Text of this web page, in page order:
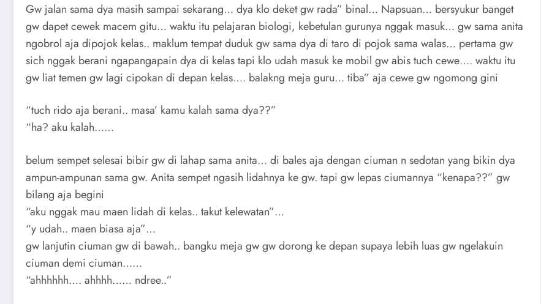
Gw jalan sama dya masih sampai sekarang… dya klo deket gw rada” binal… Napsuan… bersyukur banget
gw dapet cewek macem gitu… waktu itu pelajaran biologi, kebetulan gurunya nggak masuk… gw sama anita
ngobrol aja dipojok kelas.. maklum tempat duduk gw sama dya di taro di pojok sama walas… pertama gw
sich nggak berani ngapangapain dya di kelas tapi klo udah masuk ke mobil gw abis tuch cewe…. waktu itu
gw liat temen gw lagi cipokan di depan kelas…. balakng meja guru… tiba” aja cewe gw ngomong gini
“tuch rido aja berani.. masa’ kamu kalah sama dya??”
“ha? aku kalah……
belum sempet selesai bibir gw di lahap sama anita… di bales aja dengan ciuman n sedotan yang bikin dya
ampun-ampunan sama gw. Anita sempet ngasih lidahnya ke gw. tapi gw lepas ciumannya “kenapa??” gw
bilang aja begini
“aku nggak mau maen lidah di kelas.. takut kelewatan”…
“y udah.. maen biasa aja”…
gw lanjutin ciuman gw di bawah.. bangku meja gw gw dorong ke depan supaya lebih luas gw ngelakuin
ciuman demi ciuman……
“ahhhhhh…. ahhhh…… ndree..”